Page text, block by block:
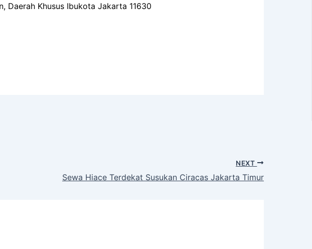
Daerah Khusus Ibukota Jakarta 11630
NEXT
Sewa Hiace Terdekat Susukan Ciracas Jakarta Timur